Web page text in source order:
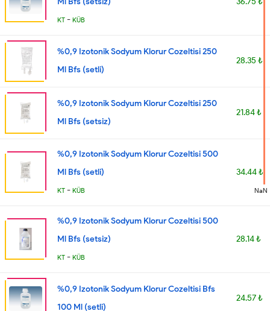
KT - KÜB
%0,9 Izotonik Sodyum Klorur Cozeltisi 250
Ml Bfs (setli)
28.35 ₺
%0,9 Izotonik Sodyum Klorur Cozeltisi 250
Ml Bfs (setsiz)
21.84 ₺
%0,9 Izotonik Sodyum Klorur Cozeltisi 500
Ml Bfs (setli)
KT - KÜB
34.44 ₺
%0,9 Izotonik Sodyum Klorur Cozeltisi 500
Ml Bfs (setsiz)
KT - KÜB
28.14 ₺
%0,9 Izotonik Sodyum Klorur Cozeltisi Bfs
100 Ml (setli)
24.57 ₺
NaN